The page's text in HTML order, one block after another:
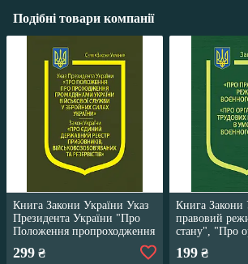
Подібні товари компанії
Книга Закони України Указ
Президента України "Про
Положення пропроходження
військової"
299 ₴
Книга Закони
правовий
стану", "Про
умовах"
199₴